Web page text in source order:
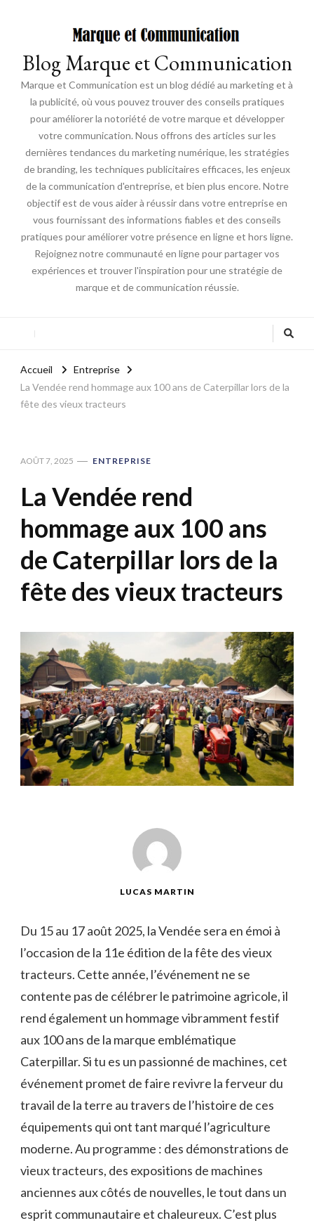
Blog Marque et Communication
Marque et Communication est un blog dédié au marketing et à
la publicité, où vous pouvez trouver des conseils pratiques
pour améliorer la notoriété de votre marque et développer
votre communication. Nous offrons des articles sur les
dernières tendances du marketing numérique, les stratégies
de branding, les techniques publicitaires efficaces, les enjeux
de la communication d'entreprise, et bien plus encore. Notre
objectif est de vous aider à réussir dans votre entreprise en
vous fournissant des informations fiables et des conseils
pratiques pour améliorer votre présence en ligne et hors ligne.
Rejoignez notre communauté en ligne pour partager vos
expériences et trouver l'inspiration pour une stratégie de
marque et de communication réussie.
Accueil
Entreprise
La Vendée rend hommage aux 100 ans de Caterpillar lors de la
fête des vieux tracteurs
AOÛT 7, 2025 ENTREPRISE
La Vendée rend
hommage aux 100 ans
de Caterpillar lors de la
fête des vieux tracteurs
LUCAS MARTIN
Du 15 au 17 août 2025, la Vendée sera en émoi à
l’occasion de la 11e édition de la fête des vieux
tracteurs. Cette année, l’événement ne se
contente pas de célébrer le patrimoine agricole, il
rend également un hommage vibramment festif
aux 100 ans de la marque emblématique
Caterpillar. Si tu es un passionné de machines, cet
événement promet de faire revivre la ferveur du
travail de la terre au travers de l’histoire de ces
équipements qui ont tant marqué l’agriculture
moderne. Au programme : des démonstrations de
vieux tracteurs, des expositions de machines
anciennes aux côtés de nouvelles, le tout dans un
esprit communautaire et chaleureux. C’est plus